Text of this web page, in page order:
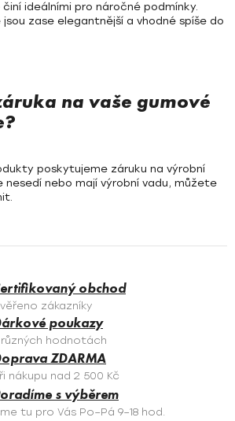
ideálními pro náročné podmínky.
zase elegantnější a vhodné spíše do
na vaše gumové
poskytujeme záruku na výrobní
nesedí nebo mají výrobní vadu, můžete
obchod
zákazníky
poukazy
hodnotách
ZDARMA
nákupu nad 2 500 Kč
s výběrem
tu pro Vás Po–Pá 9–18 hod.